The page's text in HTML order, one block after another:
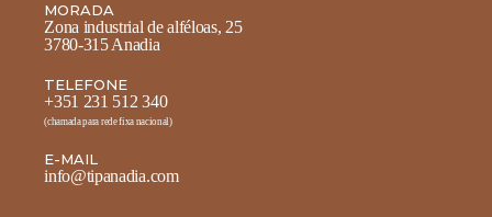
MORADA
Zona industrial de alféloas, 25
3780-315 Anadia
TELEFONE
+351 231 512 340
(chamada para rede fixa nacional)
E-MAIL
info@tipanadia.com